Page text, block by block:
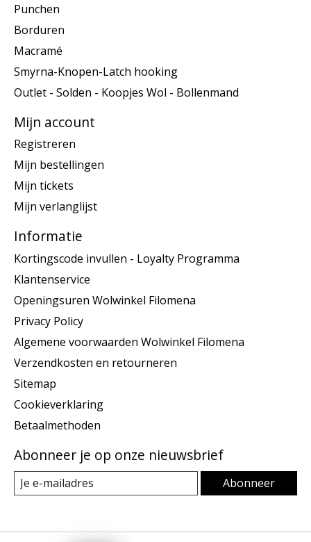
Punchen
Borduren
Macramé
Smyrna-Knopen-Latch hooking
Outlet - Solden - Koopjes Wol - Bollenmand
Mijn account
Registreren
Mijn bestellingen
Mijn tickets
Mijn verlanglijst
Informatie
Kortingscode invullen - Loyalty Programma
Klantenservice
Openingsuren Wolwinkel Filomena
Privacy Policy
Algemene voorwaarden Wolwinkel Filomena
Verzendkosten en retourneren
Sitemap
Cookieverklaring
Betaalmethoden
Abonneer je op onze nieuwsbrief
Abonneer